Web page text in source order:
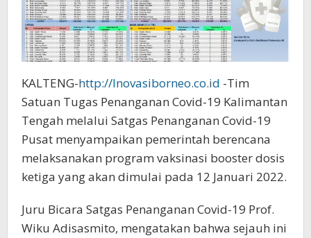
KALTENG-http://Inovasiborneo.co.id -Tim
Satuan Tugas Penanganan Covid-19 Kalimantan
Tengah melalui Satgas Penanganan Covid-19
Pusat menyampaikan pemerintah berencana
melaksanakan program vaksinasi booster dosis
ketiga yang akan dimulai pada 12 Januari 2022.
Juru Bicara Satgas Penanganan Covid-19 Prof.
Wiku Adisasmito, mengatakan bahwa sejauh ini